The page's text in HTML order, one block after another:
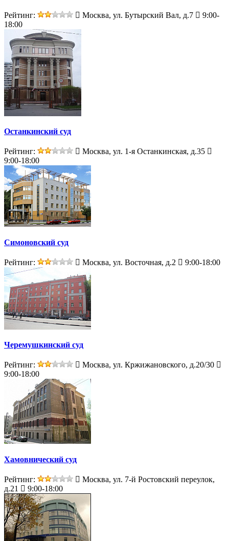
Рейтинг: Москва, ул. Бутырский Вал, д.7
9:00-
18:00
Останкинский суд
Рейтинг:
Москва, ул. 1-я Останкинская, д.35
9:00-18:00
Симоновский суд
Рейтинг: Москва, ул. Восточная, д.2 9:00-18:00
Черемушкинский суд
Рейтинг:
Москва, ул. Кржижановского, д.20/30
9:00-18:00
Хамовнический суд
Рейтинг:
Москва, ул. 7-й Ростовский переулок,
д.21
9:00-18:00